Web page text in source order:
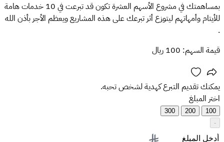
بمساهمتك في مشروع الأسهم العشرة تكون قد تبرعت في 10 خدمات هامة
للأيتام وأمهاتهم ليتوزع أثر تبرعك على هذه المشاريع ويعظم الأجر بأذن الله
.
قيمة السهم: 100 ريال
يمكنك تقديم التبرع كهدية لشخص تحبه.
اختر المبلغ
100
200
300
-